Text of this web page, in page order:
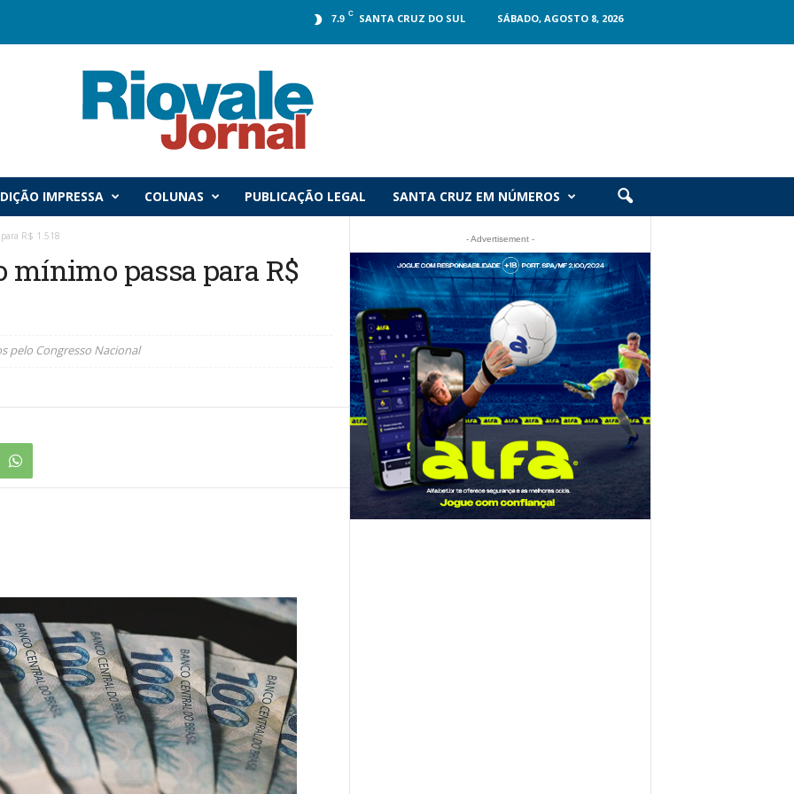
7.9 C SANTA CRUZ DO SUL SÁBADO, AGOSTO 8, 2026
IMPRESSA COLUNAS PUBLICAÇÃO LEGAL SANTA CRUZ EM NÚMEROS
R$ 1.518
mínimo passa para R$
pelo Congresso Nacional
- Advertisement -